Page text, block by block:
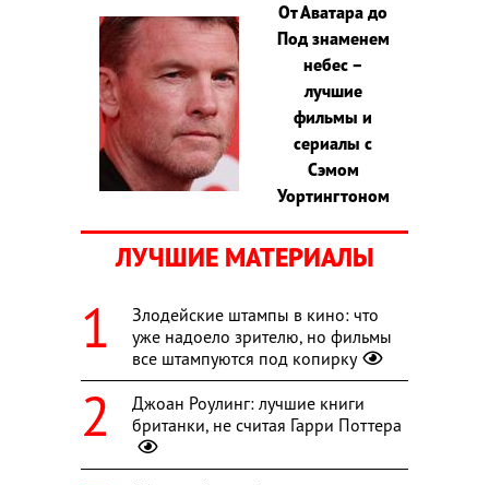
От Аватара до
Под знаменем
небес –
лучшие
фильмы и
сериалы с
Сэмом
Уортингтоном
ЛУЧШИЕ МАТЕРИАЛЫ
Злодейские штампы в кино: что
уже надоело зрителю, но фильмы
все штампуются под копирку
Джоан Роулинг: лучшие книги
британки, не считая Гарри Поттера